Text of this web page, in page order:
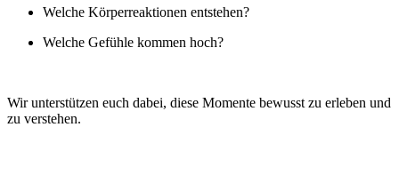
Welche Körperreaktionen entstehen?
Welche Gefühle kommen hoch?
Wir unterstützen euch dabei, diese Momente bewusst zu erleben und
zu verstehen.